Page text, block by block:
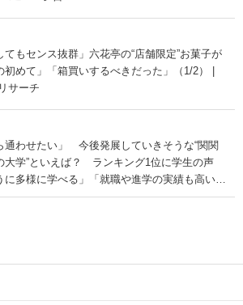
てもセンス抜群」六花亭の“店舗限定”お菓子が
めて」「箱買いするべきだった」（1/2） |
サーチ
通わせたい」 今後発展していきそうな“関関
大学”といえば？ ランキング1位に学生の声
に多様に学べる」「就職や進学の実績も高い」
サーチ